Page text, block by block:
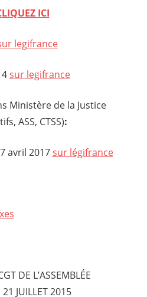
ICI
legifrance
sur legifrance
Ministère de la Justice
ASS, CTSS):
avril 2017sur légifrance
DE L’ASSEMBLÉE
JUILLET 2015